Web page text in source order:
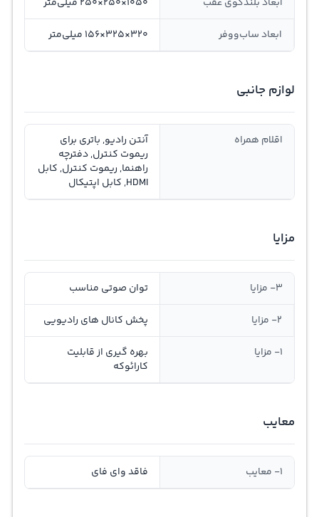
ابعاد ساب‌ووفر 320×325×156 میلی‌متر
لوازم جانبی
اقلام همراه
آنتن رادیو, باتری برای
ریموت کنترل, دفترچه
راهنما, ریموت کنترل, کابل
HDMI, کابل اپتیکال
مزایا
3- مزایا توان صوتی مناسب
2- مزایا پخش کانال های رادیویی
1- مزایا
بهره گیری از قابلیت
کارائوکه
معایب
1- معایب فاقد وای فای